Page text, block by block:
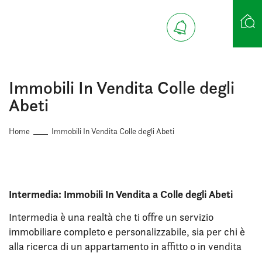
Immobili In Vendita Colle degli
Abeti
Home Immobili In Vendita Colle degli Abeti
Intermedia: Immobili In Vendita a Colle degli Abeti
Intermedia è una realtà che ti offre un servizio
immobiliare completo e personalizzabile, sia per chi è
alla ricerca di un appartamento in affitto o in vendita